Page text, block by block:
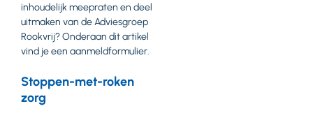
inhoudelijk meepraten en deel
uitmaken van de Adviesgroep
Rookvrij? Onderaan dit artikel
vind je een aanmeldformulier.
Stoppen-met-roken
zorg